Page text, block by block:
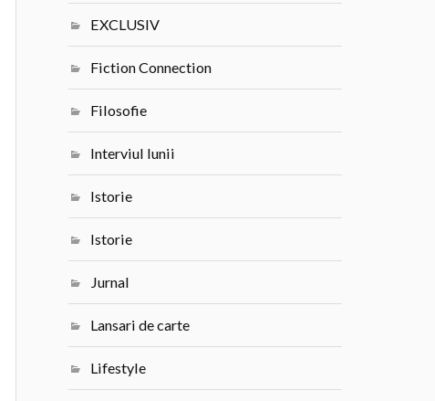
EXCLUSIV
Fiction Connection
Filosofie
Interviul lunii
Istorie
Istorie
Jurnal
Lansari de carte
Lifestyle